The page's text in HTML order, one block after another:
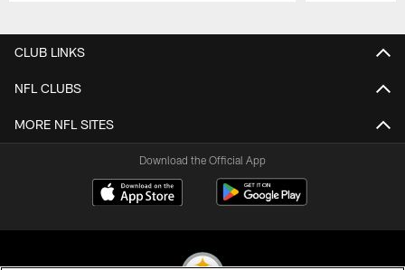
CLUB LINKS
NFL CLUBS
MORE NFL SITES
Download the Official App